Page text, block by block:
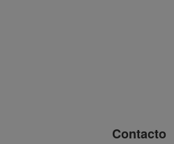
Contacto